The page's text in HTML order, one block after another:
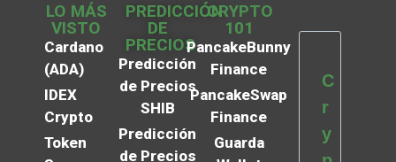
LO MÁS
VISTO
Cardano
(ADA)
IDEX
Crypto
Token
PREDICCIÓN
DE
PRECIOS
Predicción
de Precios
SHIB
Predicción
de Precios
CRYPTO
101
PancakeBunny
Finance
PancakeSwap
Finance
Guarda
C
r
y